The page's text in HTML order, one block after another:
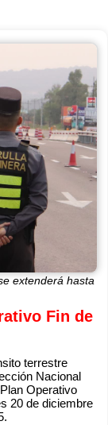
extenderá hasta
Fin de
terrestre
Nacional
Operativo
20 de diciembre